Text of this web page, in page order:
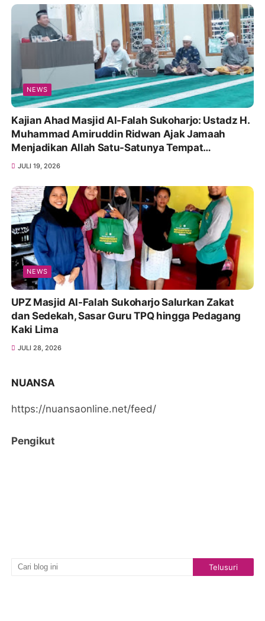
NEWS
Kajian Ahad Masjid Al-Falah Sukoharjo: Ustadz H.
Muhammad Amiruddin Ridwan Ajak Jamaah
Menjadikan Allah Satu-Satunya Tempat
Bergantung
JULI 19, 2026
NEWS
UPZ Masjid Al-Falah Sukoharjo Salurkan Zakat
dan Sedekah, Sasar Guru TPQ hingga Pedagang
Kaki Lima
JULI 28, 2026
NUANSA
https://nuansaonline.net/feed/
Pengikut